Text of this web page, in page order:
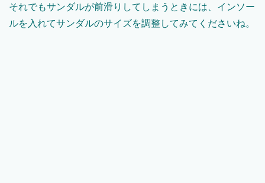
それでもサンダルが前滑りしてしまうときには、インソー
ルを入れてサンダルのサイズを調整してみてくださいね。